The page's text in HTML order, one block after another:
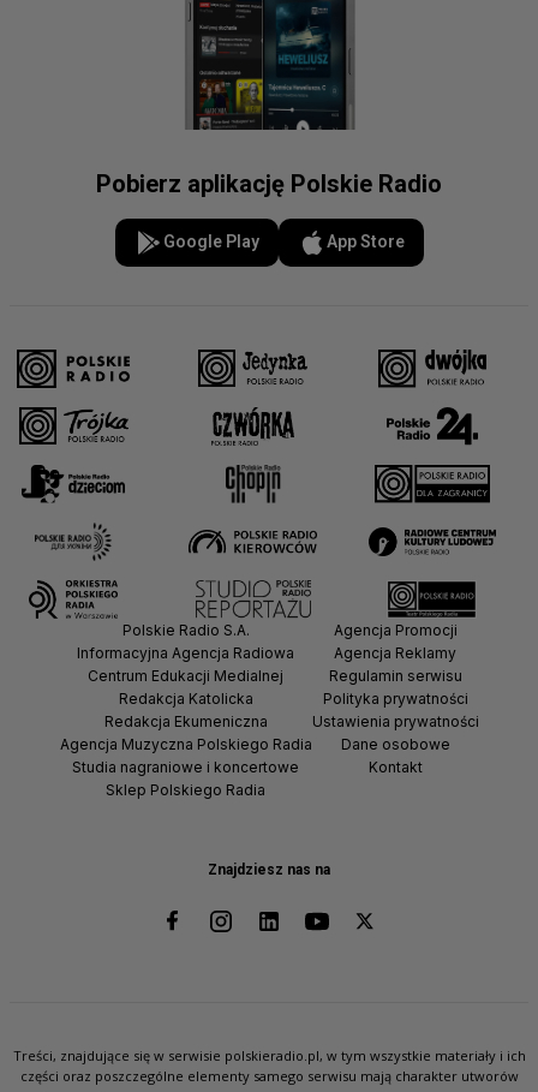
Pobierz aplikację Polskie Radio
Google Play App Store
Znajdziesz nas na
Polskie Radio S.A.
Informacyjna Agencja Radiowa
Centrum Edukacji Medialnej
Redakcja Katolicka
Redakcja Ekumeniczna
Agencja Muzyczna Polskiego Radia
Studia nagraniowe i koncertowe
Sklep Polskiego Radia
Agencja Promocji
Agencja Reklamy
Regulamin serwisu
Polityka prywatności
Ustawienia prywatności
Dane osobowe
Kontakt
Treści, znajdujące się w serwisie polskieradio.pl, w tym wszystkie materiały i ich
części oraz poszczególne elementy samego serwisu mają charakter utworów